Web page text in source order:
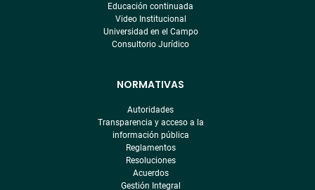
Educación continuada
Video Institucional
Universidad en el Campo
Consultorio Jurídico
NORMATIVAS
Autoridades
Transparencia y acceso a la
información pública
Reglamentos
Resoluciones
Acuerdos
Gestión Integral